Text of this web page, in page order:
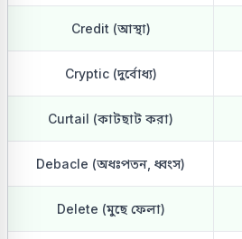
Credit (আস্থা)
Cryptic (দুর্বোধ্য)
Curtail (কাটছাট করা)
Debacle (অধঃপতন, ধ্বংস)
Delete (মুছে ফেলা)